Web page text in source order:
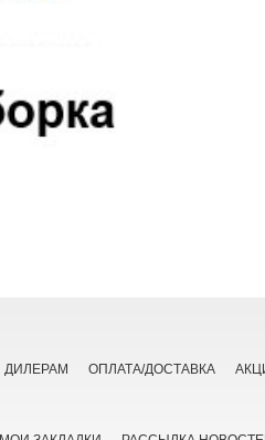
ДИЛЕРАМ ОПЛАТА/ДОСТАВКА